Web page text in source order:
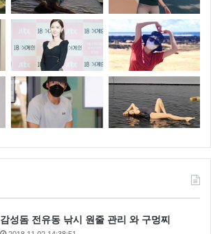
감성돔 전유동 낚시 원줄 관리 와 구멍찌